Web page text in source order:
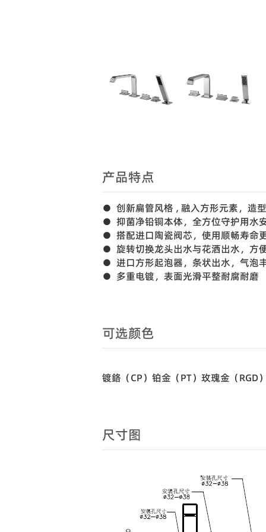
产品特点
● 创新扁管风格 , 融入方形元素，造
● 抑菌净铅铜本体，全方位守护用水
● 搭配进口陶瓷阀芯，使用顺畅寿命
● 旋转切换龙头出水与花洒出水，方
● 进口方形起泡器，条状出水，气泡
● 多重电镀，表面光滑平整耐腐耐磨
可选颜色
镀鉻（CP）铂金（PT）玫瑰金（RGD
尺寸图